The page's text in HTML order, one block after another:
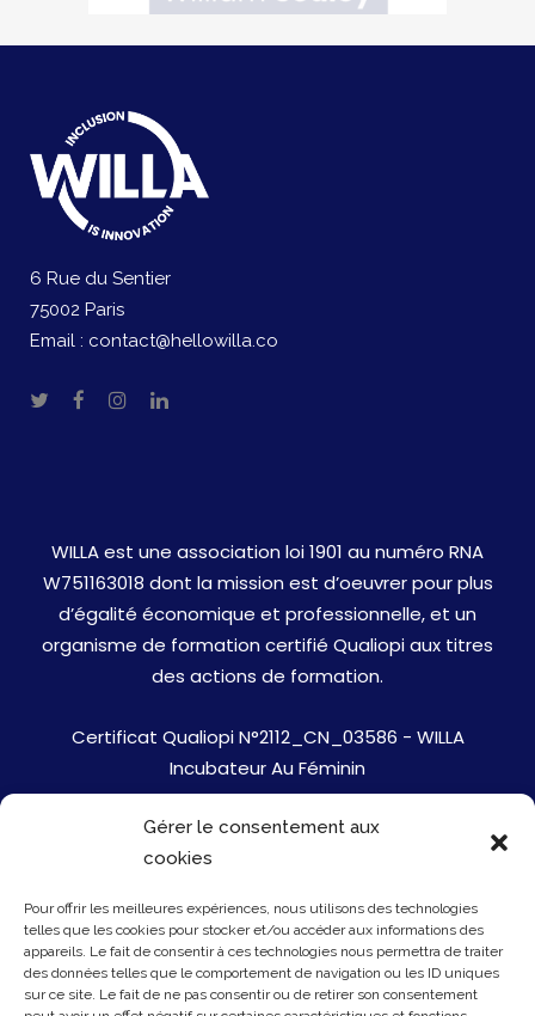
Gérer le consentement aux
cookies
Pour offrir les meilleures expériences, nous utilisons des technologies
telles que les cookies pour stocker et/ou accéder aux informations des
appareils. Le fait de consentir à ces technologies nous permettra de traiter
des données telles que le comportement de navigation ou les ID uniques
sur ce site. Le fait de ne pas consentir ou de retirer son consentement
6 Rue du Sentier
75002 Paris
Email : contact@hellowilla.co
WILLA est une association loi 1901 au numéro RNA
W751163018 dont la mission est d’oeuvrer pour plus
d’égalité économique et professionnelle, et un
organisme de formation certifié Qualiopi aux titres
des actions de formation.
Certificat Qualiopi N°2112_CN_03586 - WILLA
Incubateur Au Féminin
Jobs
Mentions Légales
Politique de cookies
Presse